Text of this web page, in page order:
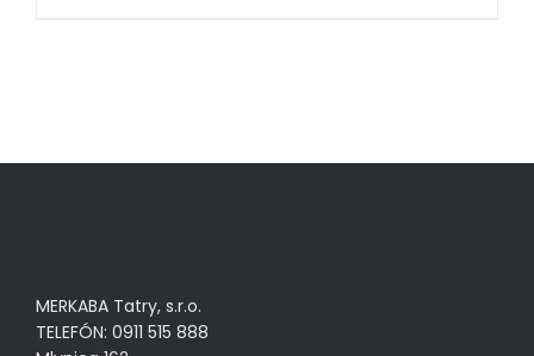
MERKABA Tatry, s.r.o.
TELEFÓN: 0911 515 888